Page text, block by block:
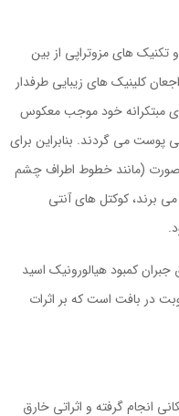
های مزوتراپی از بین
کلینیک های زیبایی طرفدار
مبتکرانه خود موجب معکوس
پوست می گردند. بنابراین برای
(مانند خطوط اطراف چشم
برند، کوکتل های آنتی
کمبود هیالورونیک اسید
در بافت است که بر اثرات
انجام گرفته و اثراتی خارق